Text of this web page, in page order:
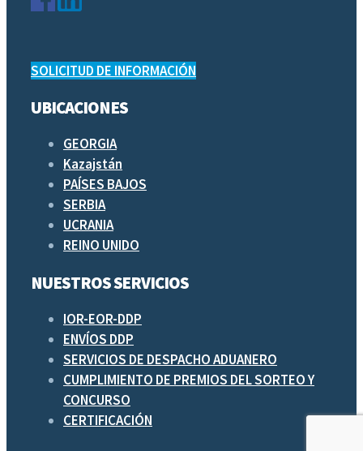
SOLICITUD DE INFORMACIÓN
UBICACIONES
GEORGIA
Kazajstán
PAÍSES BAJOS
SERBIA
UCRANIA
REINO UNIDO
NUESTROS SERVICIOS
IOR-EOR-DDP
ENVÍOS DDP
SERVICIOS DE DESPACHO ADUANERO
CUMPLIMIENTO DE PREMIOS DEL SORTEO Y
CONCURSO
CERTIFICACIÓN